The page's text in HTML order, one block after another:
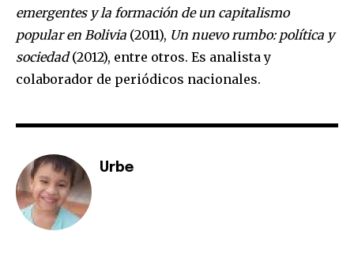
emergentes y la formación de un capitalismo
popular en Bolivia (2011), Un nuevo rumbo: política y
sociedad(2012), entre otros. Es analista y
colaborador de periódicos nacionales.
Urbe